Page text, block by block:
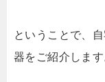
ということで、
器をご紹介します